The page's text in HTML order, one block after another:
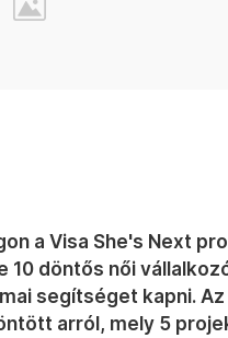
a Visa She's Next
döntős női
segítséget kapni.
arról, mely 5